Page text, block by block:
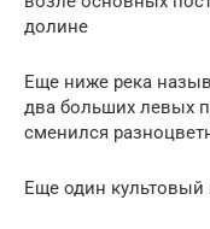
долине
Еще ниже река
два больших левых
сменился
Еще один культовый